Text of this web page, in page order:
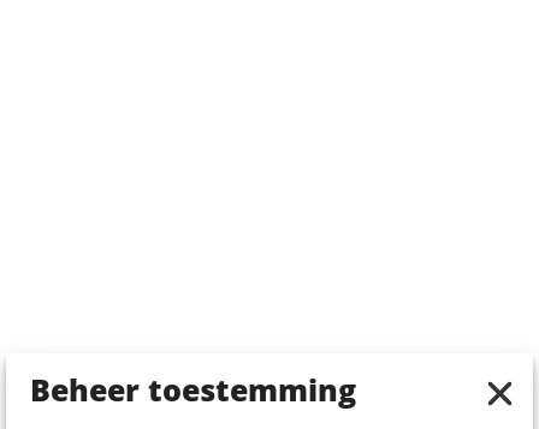
Beheer toestemming